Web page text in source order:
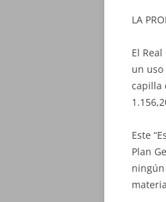
LA
El
un uso
capilla
Este
Plan